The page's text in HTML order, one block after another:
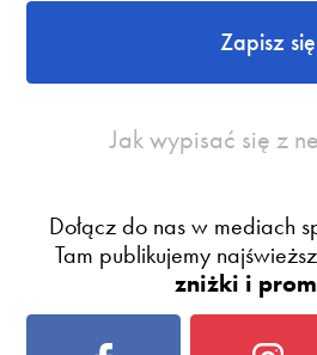
Zapisz się
Jak wypisać się z
Dołącz do nas w mediach
Tam publikujemy
zniżki i